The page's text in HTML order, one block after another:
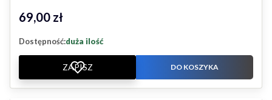
Cena
69,00 zł
Dostępność:duża ilość
ZAPISZ DO KOSZYKA